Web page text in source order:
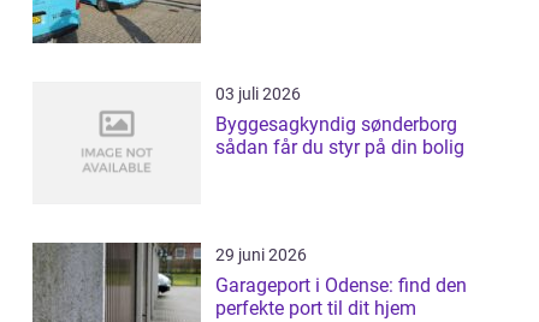
03 juli 2026
Byggesagkyndig sønderborg
sådan får du styr på din bolig
29 juni 2026
Garageport i Odense: find den
perfekte port til dit hjem